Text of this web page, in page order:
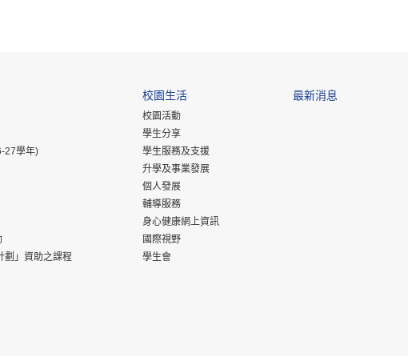
27學年)
劃」資助之課程
校園生活
校園活動
學生分享
學生服務及支援
升學及事業發展
個人發展
輔導服務
身心健康網上資訊
國際視野
學生會
最新消息